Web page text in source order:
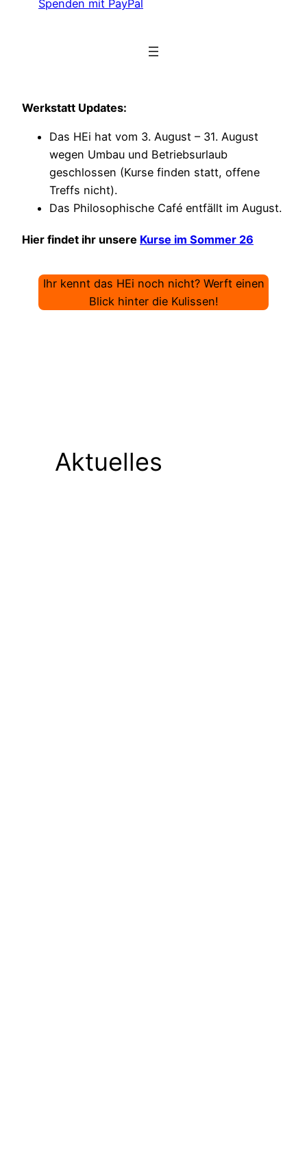
Spenden mit PayPal
Werkstatt Updates:
Das HEi hat vom 3. August – 31. August
wegen Umbau und Betriebsurlaub
geschlossen (Kurse finden statt, offene
Treffs nicht).
Das Philosophische Café entfällt im August.
Hier findet ihr unsere Kurse im Sommer 26
Ihr kennt das HEi noch nicht? Werft einen
Blick hinter die Kulissen!
Aktuelles